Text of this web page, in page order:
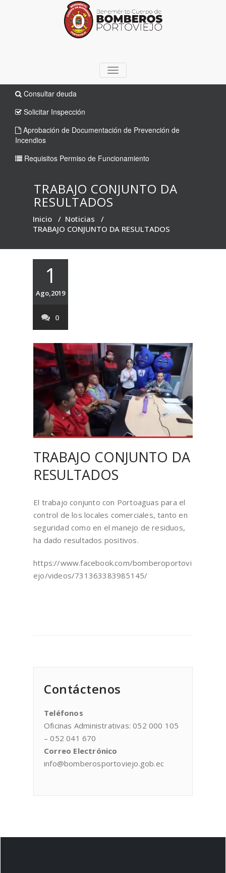
TOGGLE
NAVIGATION
Consultar deuda
Solicitar Inspección
Aprobación de Documentación de Prevención de
Incendios
Requisitos Permiso de Funcionamiento
TRABAJO CONJUNTO DA
RESULTADOS
Inicio / Noticias /
TRABAJO CONJUNTO DA RESULTADOS
1
Ago,2019
0
TRABAJO CONJUNTO DA
RESULTADOS
El trabajo conjunto con Portoaguas para el
control de los locales comerciales, tanto en
seguridad como en el manejo de residuos,
ha dado resultados positivos.
https://www.facebook.com/bomberoportovi
ejo/videos/731363383985145/
Contáctenos
Teléfonos
Oficinas Administrativas: 052 000 105
– 052 041 670
Correo Electrónico
info@bomberosportoviejo.gob.ec